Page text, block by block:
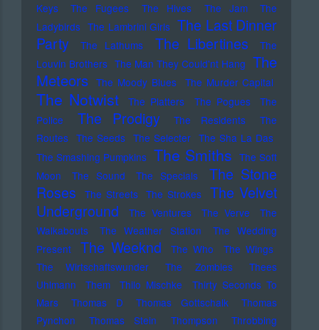
Keys
The Fugees The Hives The Jam
The
Ladybirds The Lambrini Girls The Last Dinner
Party
The Lathums The Libertines
The
Louvin Brothers The Man They Could'nt Hang The
Meteors The Moody Blues The Murder Capital
The Notwist The Platters The Pogues
The
Police
The Prodigy The Residents
The
Routes The Seeds The Selecter The Sha La Das
The Smashing Pumpkins The Smiths The Soft
Moon
The Sound The Specials
The Stone
Roses
The Streets The Strokes
The Velvet
Underground
The Ventures The Verve
The
Walkabouts
The Weather Station
The Wedding
Present
The Weeknd The Who
The Wings
The Wirtschaftswunder
The Zombies
Thees
Uhlmann
Them Thilo Mischke
Thirty Seconds To
Mars
Thomas D Thomas Gottschalk
Thomas
Pynchon
Thomas Stein Thompson
Throbbing